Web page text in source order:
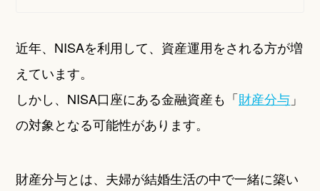
近年、NISAを利用して、資産運用をされる方が増
えています。
しかし、NISA口座にある金融資産も「財産分与 」
の対象となる可能性があります。
財産分与とは、夫婦が結婚生活の中で一緒に築い